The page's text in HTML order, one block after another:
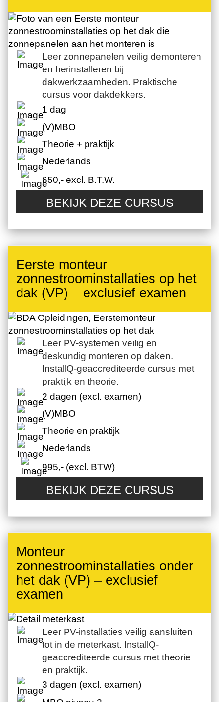
Leer zonnepanelen veilig demonteren
en herinstalleren bij
dakwerkzaamheden. Praktische
cursus voor dakdekkers.
1 dag
(V)MBO
Theorie + praktijk
Nederlands
650,- excl. B.T.W.
BEKIJK DEZE CURSUS
Eerste monteur
zonnestroominstallaties op het
dak (VP) – exclusief examen
Leer PV-systemen veilig en
deskundig monteren op daken.
InstallQ-geaccrediteerde cursus met
praktijk en theorie.
2 dagen (excl. examen)
(V)MBO
Theorie en praktijk
Nederlands
995,- (excl. BTW)
BEKIJK DEZE CURSUS
Monteur
zonnestroominstallaties onder
het dak (VP) – exclusief
examen
Leer PV-installaties veilig aansluiten
tot in de meterkast. InstallQ-
geaccrediteerde cursus met theorie
en praktijk.
3 dagen (excl. examen)